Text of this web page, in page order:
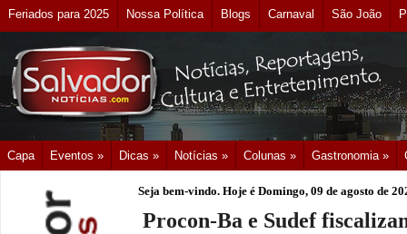
Feriados para 2025 Nossa Política Blogs Carnaval São João
Capa Eventos » Dicas » Notícias » Colunas » Gastronomia »
Seja bem-vindo. Hoje é Domingo, 09 de agosto de
Procon-Ba e Sudef